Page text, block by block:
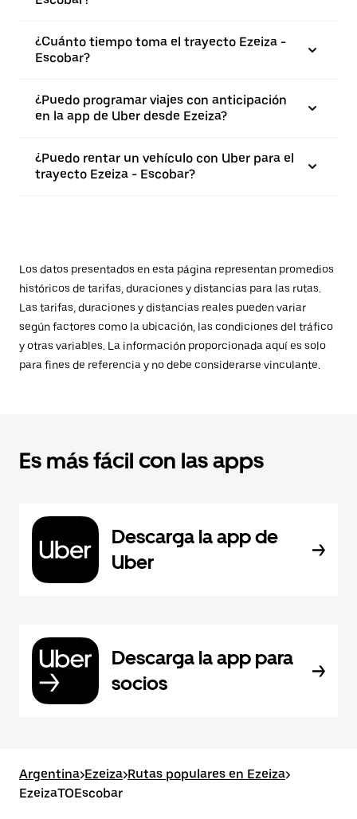
¿Cuánto tiempo toma el trayecto Ezeiza -
Escobar?
¿Puedo programar viajes con anticipación
en la app de Uber desde Ezeiza?
¿Puedo rentar un vehículo con Uber para el
trayecto Ezeiza - Escobar?
Los datos presentados en esta página representan promedios
históricos de tarifas, duraciones y distancias para las rutas.
Las tarifas, duraciones y distancias reales pueden variar
según factores como la ubicación, las condiciones del tráfico
y otras variables. La información proporcionada aquí es solo
para fines de referencia y no debe considerarse vinculante.
Es más fácil con las apps
Descarga la app de
Uber
Descarga la app para
socios
Argentina>Ezeiza>Rutas populares en Ezeiza>
EzeizaTOEscobar